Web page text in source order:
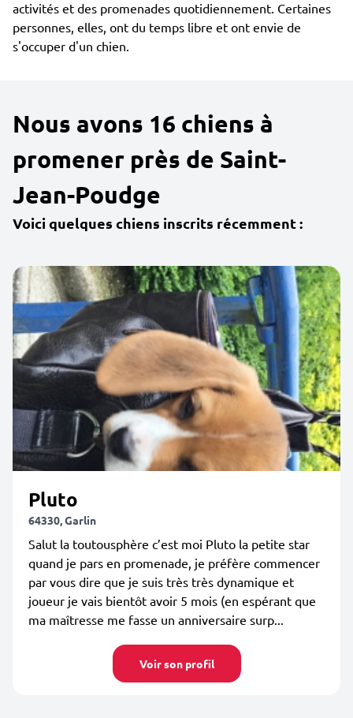
activités et des promenades quotidiennement. Certaines
personnes, elles, ont du temps libre et ont envie de
s'occuper d'un chien.
Nous avons 16 chiens à
promener près de Saint-
Jean-Poudge
Voici quelques chiens inscrits récemment :
Pluto
64330, Garlin
Salut la toutousphère c’est moi Pluto la petite star
quand je pars en promenade, je préfère commencer
par vous dire que je suis très très dynamique et
joueur je vais bientôt avoir 5 mois (en espérant que
ma maîtresse me fasse un anniversaire surp...
Voir son profil